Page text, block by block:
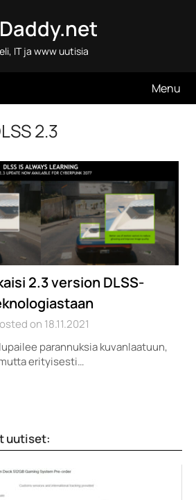
IT ja www uutisia
Menu
2.3
2.3 version DLSS-
on 18.11.2021
parannuksia kuvanlaatuun,
erityisesti…
uutiset: